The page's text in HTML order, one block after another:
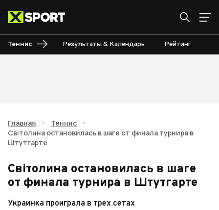
Теннис Результаты & Календарь Рейтинг
Главная • Теннис
•
Світолина остановилась в шаге от финала турнира в
Штутгарте
Світолина остановилась в шаге
от финала турнира в Штутгарте
Украинка проиграла в трех сетах